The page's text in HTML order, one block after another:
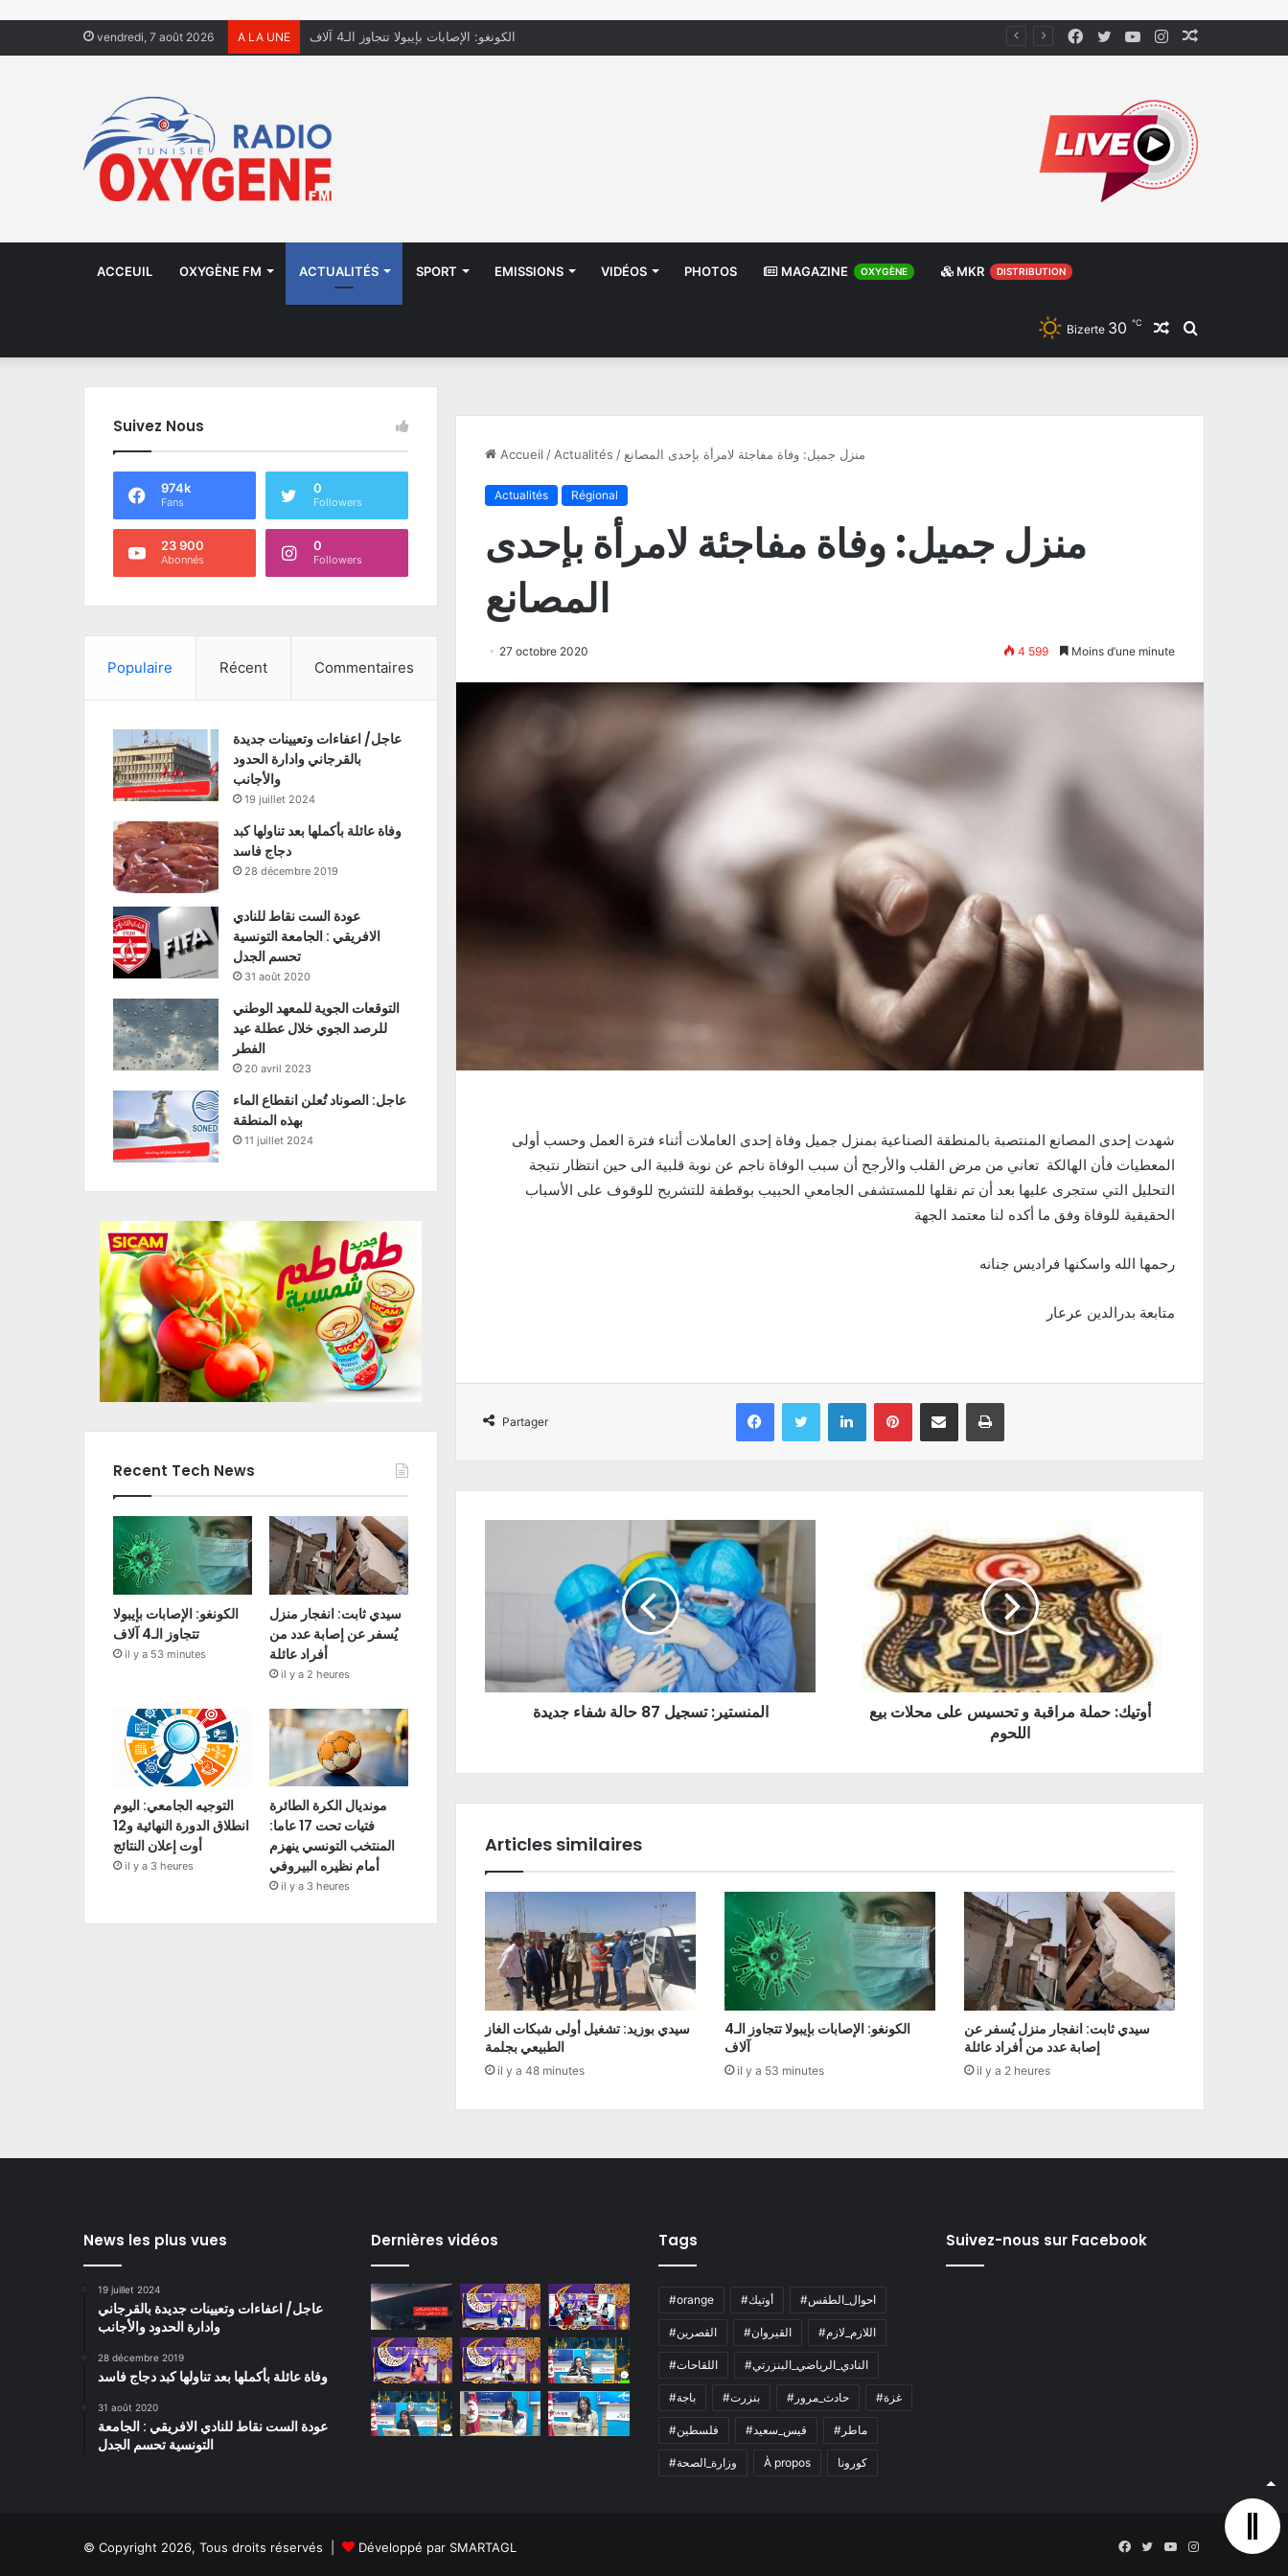
vendredi, 7 août 2026 A LA UNE الكونغو: الإصابات بإيبولا تتجاوز الـ4 آلاف Instagram
YouTube
Twitter
Facebook
ACCEUIL OXYGÈNE FM ACTUALITÉS SPORT EMISSIONS VIDÉOS PHOTOS MAGAZINE OXYGÈNE MKR DISTRIBUTION
Rechercher
Article
Bizerte 30 ℃
Accueil / Actualités / منزل جميل: وفاة مفاجئة لامرأة بإحدى المصانع
Actualités Régional
منزل جميل: وفاة مفاجئة لامرأة بإحدى
المصانع
27 octobre 2020 4 599 Moins d’une minute
شهدت إحدى المصانع المنتصبة بالمنطقة الصناعية بمنزل جميل وفاة إحدى العاملات أثناء فترة العمل وحسب أولى
المعطيات فأن الهالكة تعاني من مرض القلب والأرجح أن سبب الوفاة ناجم عن نوبة قلبية الى حين انتظار نتيجة
التحليل التي ستجرى عليها بعد أن تم نقلها للمستشفى الجامعي الحبيب بوقطفة للتشريح للوقوف على الأسباب
الحقيقية للوفاة وفق ما أكده لنا معتمد الجهة
رحمها الله واسكنها فراديس جنانه
متابعة بدرالدين عرعار
Partager
Facebook Twitter Linkedin Pinterest Partager par email Imprimer
المنستير: تسجيل 87 حالة شفاء جديدة
أوتيك: حملة مراقبة و تحسيس على محلات بيع
اللحوم
Articles similaires
سيدي بوزيد: تشغيل أولى شبكات الغاز
الطبيعي بجلمة
il y a 48 minutes
الكونغو: الإصابات بإيبولا تتجاوز الـ4
آلاف
il y a 53 minutes
سيدي ثابت: انفجار منزل يُسفر عن
إصابة عدد من أفراد عائلة
il y a 2 heures
Suivez Nous
974k
Fans
0
Followers
23 900
Abonnés
0
Followers
Populaire Récent Commentaires
عاجل/ اعفاءات وتعيينات جديدة
بالقرجاني وادارة الحدود
والأجانب
19 juillet 2024
وفاة عائلة بأكملها بعد تناولها كبد
دجاج فاسد
28 décembre 2019
عودة الست نقاط للنادي
الافريقي : الجامعة التونسية
تحسم الجدل
31 août 2020
التوقعات الجوية للمعهد الوطني
للرصد الجوي خلال عطلة عيد
الفطر
20 avril 2023
عاجل: الصوناد تُعلن انقطاع الماء
بهذه المنطقة
11 juillet 2024
Recent Tech News
الكونغو: الإصابات بإيبولا
تتجاوز الـ4 آلاف
il y a 53 minutes
سيدي ثابت: انفجار منزل
يُسفر عن إصابة عدد من
أفراد عائلة
il y a 2 heures
التوجيه الجامعي: اليوم
انطلاق الدورة النهائية و12
أوت إعلان النتائج
il y a 3 heures
مونديال الكرة الطائرة
فتيات تحت 17 عاما:
المنتخب التونسي ينهزم
أمام نظيره البيروفي
il y a 3 heures
News les plus vues
19 juillet 2024
عاجل/ اعفاءات وتعيينات جديدة بالقرجاني
وادارة الحدود والأجانب
28 décembre 2019
وفاة عائلة بأكملها بعد تناولها كبد دجاج فاسد
31 août 2020
عودة الست نقاط للنادي الافريقي : الجامعة
التونسية تحسم الجدل
Dernières vidéos Tags
#orange #أوتيك #احوال_الطقس
#القصرين #القيروان #اللازم_لازم
#اللقاحات #النادي_الرياضي_البنزرتي
#باجة #بنزرت #حادث_مرور #غزة
#فلسطين #قيس_سعيد #ماطر
#وزارة_الصحة À propos كورونا
Suivez-nous sur Facebook
© Copyright 2026, Tous droits réservés | Développé par SMARTAGL Facebook
TwitterYouTubeInstagram